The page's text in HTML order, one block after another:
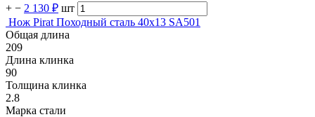
+ − 2 130 ₽ шт
Нож Pirat Походный сталь 40х13 SA501
Общая длина
209
Длина клинка
90
Толщина клинка
2.8
Марка стали